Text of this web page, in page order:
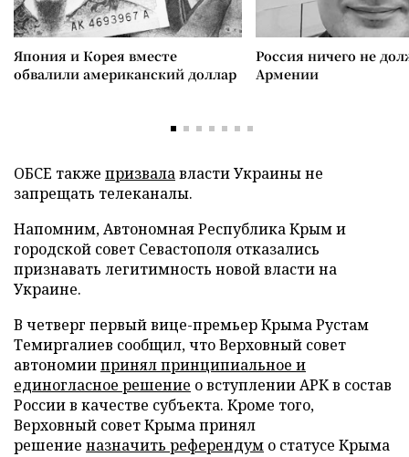
Япония и Корея вместе
обвалили американский доллар
Россия ничего не
Армении
ОБСЕ также призвалавласти Украины не
запрещать телеканалы.
Напомним, Автономная Республика Крым и
городской совет Севастополя отказались
признавать легитимность новой власти на
Украине.
В четверг первый вице-премьер Крыма Рустам
Темиргалиев сообщил, что Верховный совет
автономиипринял принципиальное и
единогласное решение о вступлении АРК в состав
России в качестве субъекта. Кроме того,
Верховный совет Крыма принял
решение назначить референдум о статусе Крыма